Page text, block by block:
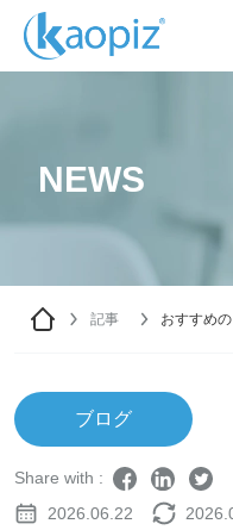
NEWS
記事
おすすめ
ブログ
Share with :
2026.06.22